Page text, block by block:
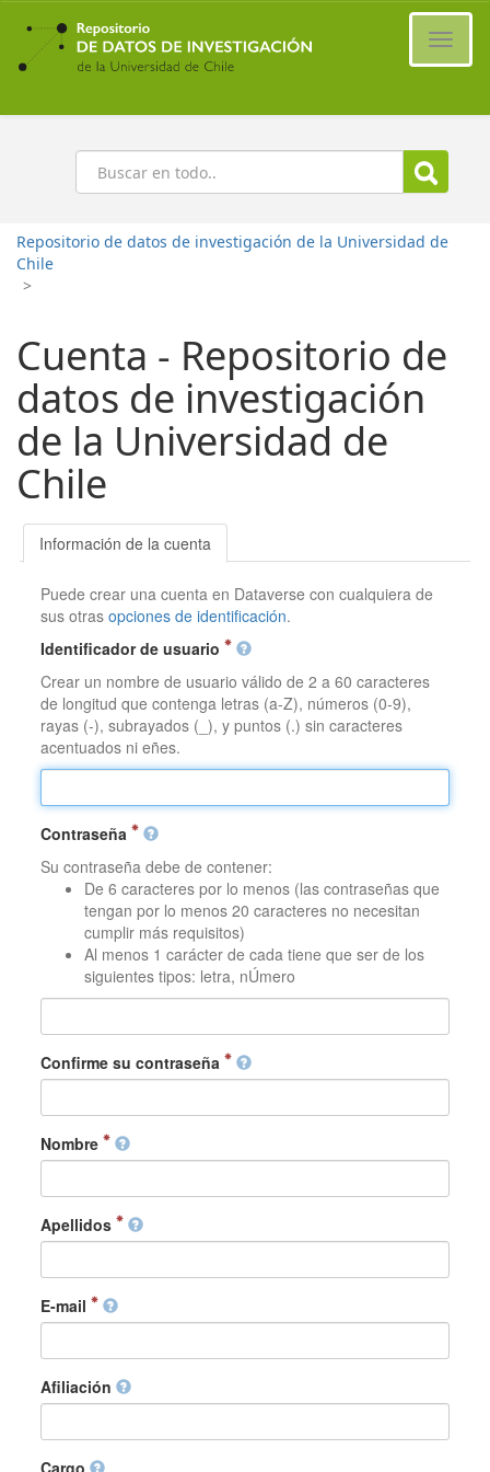
Ir
contenido
principal
Buscar
Repositorio de datos de investigación de la Universidad de
Chile
>
Cuenta - Repositorio de
datos de investigación
de la Universidad de
Chile
Información de la cuenta
Puede crear una cuenta en Dataverse con cualquiera de
sus otrasopciones de identificación.
Identificador de usuario
Crear un nombre de usuario válido de 2 a 60 caracteres
de longitud que contenga letras (a-Z), números (0-9),
rayas (-), subrayados (_), y puntos (.) sin caracteres
acentuados ni eñes.
Contraseña
Su contraseña debe de contener:
De 6 caracteres por lo menos (las contraseñas que
tengan por lo menos 20 caracteres no necesitan
cumplir más requisitos)
Al menos 1 carácter de cada tiene que ser de los
siguientes tipos: letra, nÚmero
Confirme su contraseña
Nombre
Apellidos
E-mail
Afiliación
Cargo